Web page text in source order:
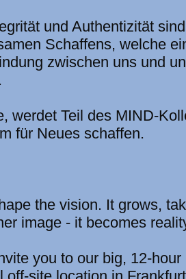
und Authentizität
Schaffens, welche
zwischen uns und
werdet Teil des MIND-
für Neues schaffen.
the vision. It grows,
image - it becomes
you to our big, 12-